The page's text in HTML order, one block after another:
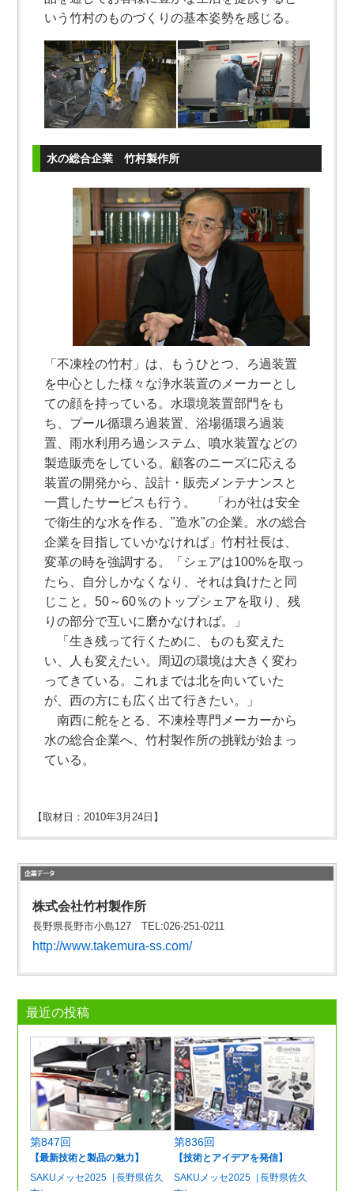
いう竹村のものづくりの基本姿勢を感じる。
水の総合企業 竹村製作所
「不凍栓の竹村」は、もうひとつ、ろ過装置
を中心とした様々な浄水装置のメーカーとし
ての顔を持っている。水環境装置部門をも
ち、プール循環ろ過装置、浴場循環ろ過装
置、雨水利用ろ過システム、噴水装置などの
製造販売をしている。顧客のニーズに応える
装置の開発から、設計・販売メンテナンスと
一貫したサービスも行う。 「わが社は安全
で衛生的な水を作る、"造水"の企業。水の総合
企業を目指していかなければ」竹村社長は、
変革の時を強調する。「シェアは100%を取っ
たら、自分しかなくなり、それは負けたと同
じこと。50～60％のトップシェアを取り、残
りの部分で互いに磨かなければ。」
「生き残って行くために、ものも変えた
い、人も変えたい。周辺の環境は大きく変わ
ってきている。これまでは北を向いていた
が、西の方にも広く出て行きたい。」
南西に舵をとる、不凍栓専門メーカーから
水の総合企業へ、竹村製作所の挑戦が始まっ
ている。
【取材日：2010年3月24日】
株式会社竹村製作所
長野県長野市小島127 TEL:026-251-0211
http://www.takemura-ss.com/
最近の投稿
第847回
【最新技術と製品の魅力】
SAKUメッセ2025［長野県佐久
第836回
【技術とアイデアを発信】
SAKUメッセ2025［長野県佐久